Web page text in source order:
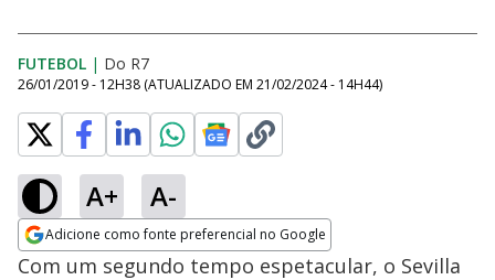
FUTEBOL | Do R7
26/01/2019 - 12H38 (ATUALIZADO EM 21/02/2024 - 14H44)
A+ A-
Adicione como fonte preferencial no Google
Opens in new window
Com um segundo tempo espetacular, o Sevilla